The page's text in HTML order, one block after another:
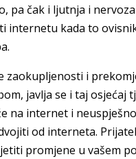
pa čak i ljutnja i
internetu kada to
zaokupljenosti i
javlja se i taj osjećaj
na internet i
od interneta.
promjene u vašem